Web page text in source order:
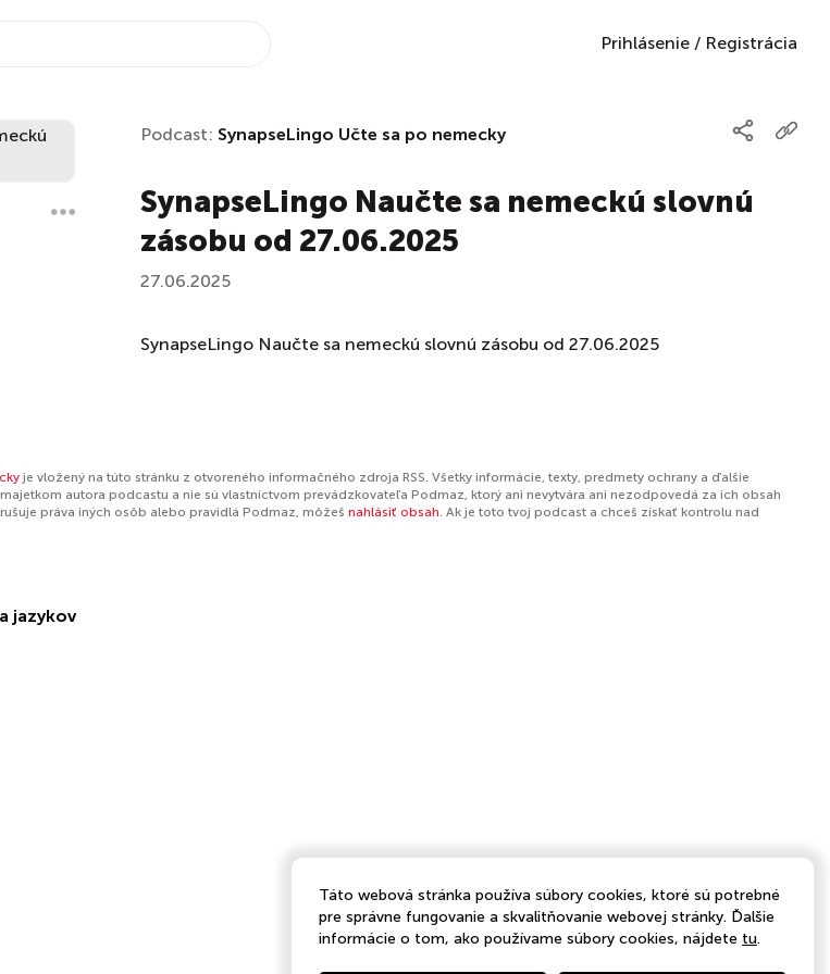
Prihlásenie / Registrácia
Podcast: SynapseLingo Učte sa po nemecky
SynapseLingo Naučte sa nemeckú slovnú
zásobu od 27.06.2025
27.06.2025
SynapseLingo Naučte sa nemeckú slovnú zásobu od 27.06.2025
je vložený na túto stránku z otvoreného informačného zdroja RSS. Všetky informácie, texty, predmety ochrany a ďalšie
autora podcastu a nie sú vlastníctvom prevádzkovateľa Podmaz, ktorý ani nevytvára ani nezodpovedá za ich obsah
práva iných osôb alebo pravidlá Podmaz, môžeš nahlásiť obsah. Ak je toto tvoj podcast a chceš získať kontrolu nad
jazykov
Táto webová stránka používa súbory cookies, ktoré sú potrebné
pre správne fungovanie a skvalitňovanie webovej stránky. Ďalšie
informácie o tom, ako používame súbory cookies, nájdete tu.